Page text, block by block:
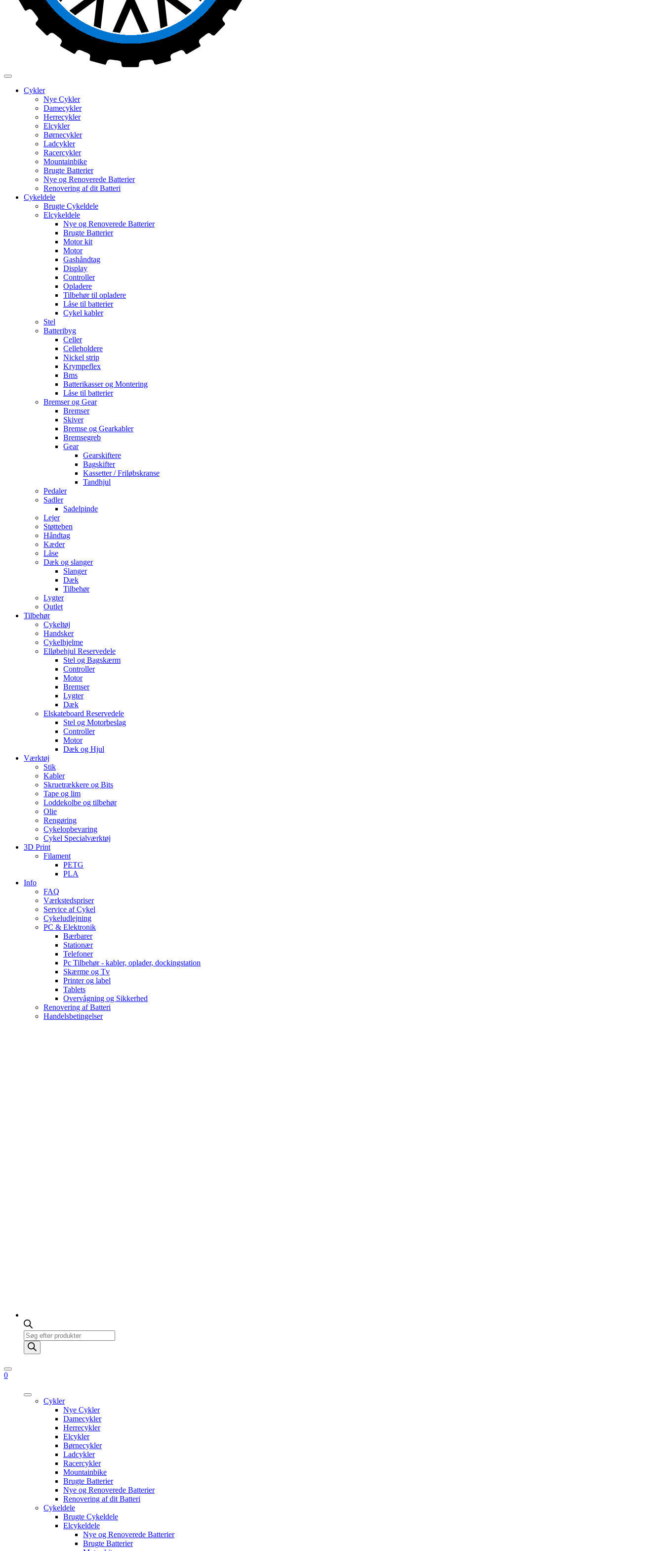
Cykler
Nye Cykler
Damecykler
Herrecykler
Elcykler
Børnecykler
Ladcykler
Racercykler
Mountainbike
Brugte Batterier
Nye og Renoverede Batterier
Renovering af dit Batteri
Cykeldele
Brugte Cykeldele
Elcykeldele
Nye og Renoverede Batterier
Brugte Batterier
Motor kit
Motor
Gashåndtag
Display
Controller
Opladere
Tilbehør til opladere
Låse til batterier
Cykel kabler
Stel
Batteribyg
Celler
Celleholdere
Nickel strip
Krympeflex
Bms
Batterikasser og Montering
Låse til batterier
Bremser og Gear
Bremser
Skiver
Bremse og Gearkabler
Bremsegreb
Gear
Gearskiftere
Bagskifter
Kassetter / Friløbskranse
Tandhjul
Pedaler
Sadler
Sadelpinde
Lejer
Støtteben
Håndtag
Kæder
Låse
Dæk og slanger
Slanger
Dæk
Tilbehør
Lygter
Outlet
Tilbehør
Cykeltøj
Handsker
Cykelhjelme
Elløbehjul Reservedele
Stel og Bagskærm
Controller
Motor
Bremser
Lygter
Dæk
Elskateboard Reservedele
Stel og Motorbeslag
Controller
Motor
Dæk og Hjul
Værktøj
Stik
Kabler
Skruetrækkere og Bits
Tape og lim
Loddekolbe og tilbehør
Olie
Rengøring
Cykelopbevaring
Cykel Specialværktøj
3D Print
Filament
PETG
PLA
Info
FAQ
Værkstedspriser
Service af Cykel
Cykeludlejning
PC & Elektronik
Bærbarer
Stationær
Telefoner
Pc Tilbehør - kabler, oplader, dockingstation
Skærme og Tv
Printer og label
Tablets
Overvågning og Sikkerhed
Renovering af Batteri
Handelsbetingelser
Products
search
0
Cykler
Nye Cykler
Damecykler
Herrecykler
Elcykler
Børnecykler
Ladcykler
Racercykler
Mountainbike
Brugte Batterier
Nye og Renoverede Batterier
Renovering af dit Batteri
Cykeldele
Brugte Cykeldele
Elcykeldele
Nye og Renoverede Batterier
Brugte Batterier